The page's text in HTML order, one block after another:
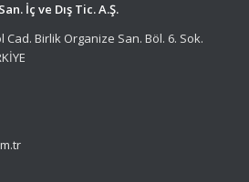
İç ve Dış Tic. A.Ş.
Cad. Birlik Organize San. Böl. 6. Sok.